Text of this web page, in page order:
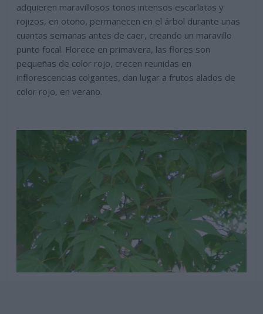
adquieren maravillosos tonos intensos escarlatas y
rojizos, en otoño, permanecen en el árbol durante unas
cuantas semanas antes de caer, creando un maravillo
punto focal. Florece en primavera, las flores son
pequeñas de color rojo, crecen reunidas en
inflorescencias colgantes, dan lugar a frutos alados de
color rojo, en verano.